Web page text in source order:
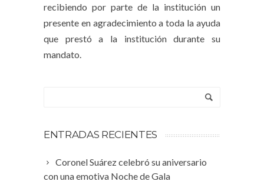
recibiendo por parte de la institución un
presente en agradecimiento a toda la ayuda
que prestó a la institución durante su
mandato.
ENTRADAS RECIENTES
Coronel Suárez celebró su aniversario
con una emotiva Noche de Gala